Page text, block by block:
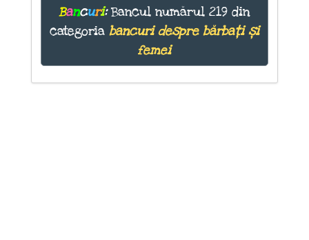
Bancuri:Bancul numărul 219 din
categoria bancuri despre bărbați și
femei